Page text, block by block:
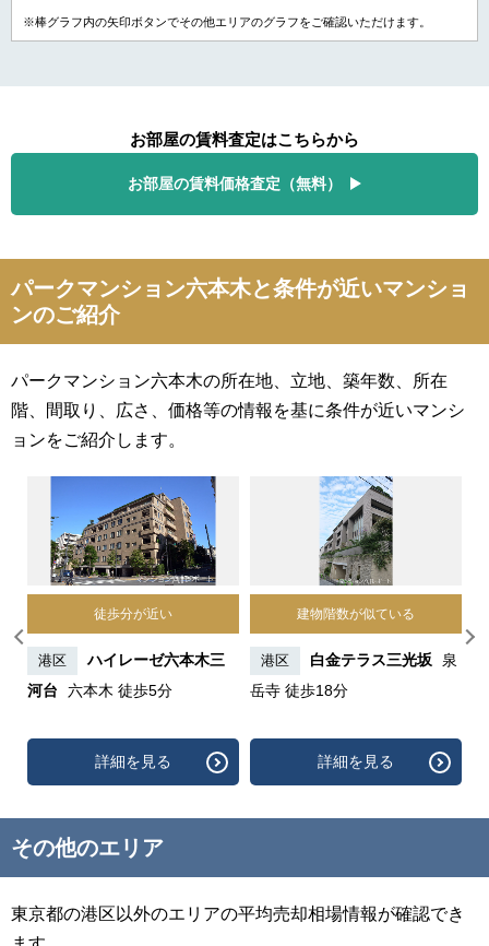
※棒グラフ内の矢印ボタンでその他エリアのグラフをご確認いただけます。
お部屋の賃料査定はこちらから
お部屋の賃料価格査定（無料）
パークマンション六本木と条件が近いマンショ
ンのご紹介
パークマンション六本木の所在地、立地、築年数、所在
階、間取り、広さ、価格等の情報を基に条件が近いマンシ
ョンをご紹介します。
徒歩分が近い
港区
ハイレーゼ六本木三
河台
六本木 徒歩5分
詳細を見る
建物階数が似ている
港区 白金テラス三光坂
泉
岳寺 徒歩18分
詳細を見る
その他のエリア
東京都の港区以外のエリアの平均売却相場情報が確認でき